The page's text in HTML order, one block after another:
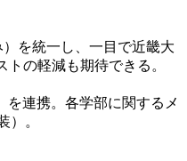
を統一し、一目で近畿大
の軽減も期待できる。
を連携。各学部に関するメ
）。